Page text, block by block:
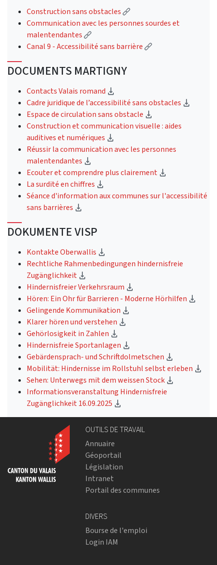
Construction sans obstacles
(External link)
Communication avec les personnes sourdes et
malentendantes
(External link)
Canal 9 - Accessibilité sans barrière
(External link)
DOCUMENTS MARTIGNY
Contacts Valais romand
Cadre juridique de l’accessibilité sans obstacles
Espace de circulation sans obstacle
Construction et communication visuelle : aides
auditives et numériques
Réussir la communication avec les personnes
malentendantes
Ecouter et comprendre plus clairement
La surdité en chiffres
Séance d'information aux communes sur l'accessibilité
sans barrières
DOKUMENTE VISP
Kontakte Oberwallis
Rechtliche Rahmenbedingungen hindernisfreie
Zugänglichkeit
Hindernisfreier Verkehrsraum
Hören: Ein Ohr für Barrieren - Moderne Hörhilfen
Gelingende Kommunikation
Klarer hören und verstehen
Gehörlosigkeit in Zahlen
Hindernisfreie Sportanlagen
Gebärdensprach- und Schriftdolmetschen
Mobilität: Hindernisse im Rollstuhl selbst erleben
Sehen: Unterwegs mit dem weissen Stock
Informationsveranstaltung Hindernisfreie
Zugänglichkeit 16.09.2025
OUTILS DE TRAVAIL
Annuaire
Géoportail
Législation
Intranet
Portail des communes
DIVERS
Bourse de l'emploi
Login IAM